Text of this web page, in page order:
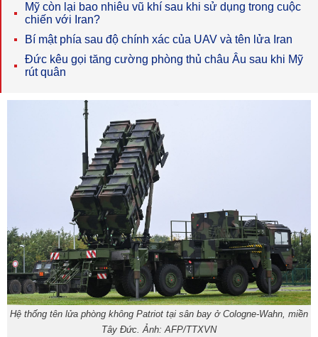
Mỹ còn lại bao nhiêu vũ khí sau khi sử dụng trong cuộc
chiến với Iran?
Bí mật phía sau độ chính xác của UAV và tên lửa Iran
Đức kêu gọi tăng cường phòng thủ châu Âu sau khi Mỹ
rút quân
Hệ thống tên lửa phòng không Patriot tại sân bay ở Cologne-Wahn, miền
Tây Đức. Ảnh: AFP/TTXVN